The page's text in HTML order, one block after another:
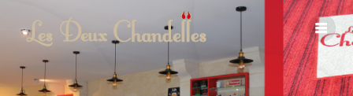
to
content